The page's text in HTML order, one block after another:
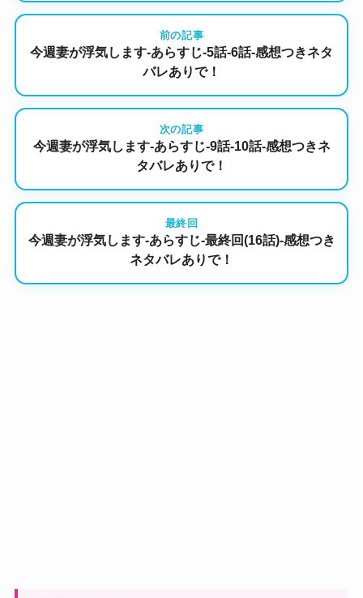
前の記事
今週妻が浮気します-あらすじ-5話-6話-感想つきネタ
バレありで！
次の記事
今週妻が浮気します-あらすじ-9話-10話-感想つきネ
タバレありで！
最終回
今週妻が浮気します-あらすじ-最終回(16話)-感想つき
ネタバレありで！